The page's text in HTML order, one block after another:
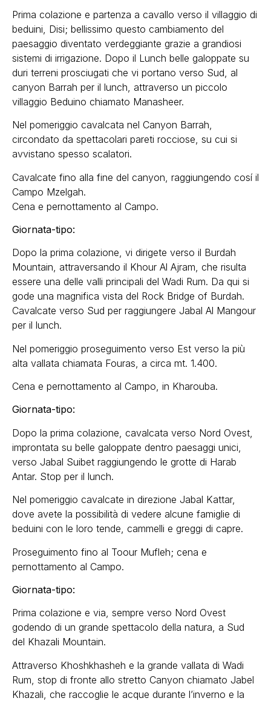
Prima colazione e partenza a cavallo verso il villaggio di
beduini, Disi; bellissimo questo cambiamento del
paesaggio diventato verdeggiante grazie a grandiosi
sistemi di irrigazione. Dopo il Lunch belle galoppate su
duri terreni prosciugati che vi portano verso Sud, al
canyon Barrah per il lunch, attraverso un piccolo
villaggio Beduino chiamato Manasheer.
Nel pomeriggio cavalcata nel Canyon Barrah,
circondato da spettacolari pareti rocciose, su cui si
avvistano spesso scalatori.
Cavalcate fino alla fine del canyon, raggiungendo cosí il
Campo Mzelgah.
Cena e pernottamento al Campo.
Giornata-tipo:
Dopo la prima colazione, vi dirigete verso il Burdah
Mountain, attraversando il Khour Al Ajram, che risulta
essere una delle valli principali del Wadi Rum. Da qui si
gode una magnifica vista del Rock Bridge of Burdah.
Cavalcate verso Sud per raggiungere Jabal Al Mangour
per il lunch.
Nel pomeriggio proseguimento verso Est verso la più
alta vallata chiamata Fouras, a circa mt. 1.400.
Cena e pernottamento al Campo, in Kharouba.
Giornata-tipo:
Dopo la prima colazione, cavalcata verso Nord Ovest,
improntata su belle galoppate dentro paesaggi unici,
verso Jabal Suibet raggiungendo le grotte di Harab
Antar. Stop per il lunch.
Nel pomeriggio cavalcate in direzione Jabal Kattar,
dove avete la possibilità di vedere alcune famiglie di
beduini con le loro tende, cammelli e greggi di capre.
Proseguimento fino al Toour Mufleh; cena e
pernottamento al Campo.
Giornata-tipo:
Prima colazione e via, sempre verso Nord Ovest
godendo di un grande spettacolo della natura, a Sud
del Khazali Mountain.
Attraverso Khoshkhasheh e la grande vallata di Wadi
Rum, stop di fronte allo stretto Canyon chiamato Jabel
Khazali, che raccoglie le acque durante l’inverno e la